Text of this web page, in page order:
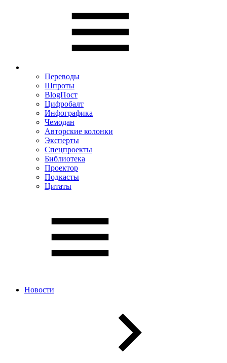
Переводы
Шпроты
BlogПост
Цифробалт
Инфографика
Чемодан
Авторские колонки
Эксперты
Спецпроекты
Библиотека
Проектор
Подкасты
Цитаты
Новости